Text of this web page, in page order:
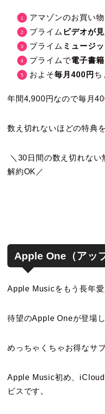
アマゾンのお買い
プライム ビデオが
プライム ミュージ
プライムで電子書
およそ毎月400円 ち
年間4,900円なので毎月
数え切れないほどの特典
＼30日間の数え切れない
解約OK／
Apple One（アッ
Apple Musicをもう長年愛
待望のApple Oneが登場し
めっちゃくちゃお得なサ
Apple Music初め、
ビスです。